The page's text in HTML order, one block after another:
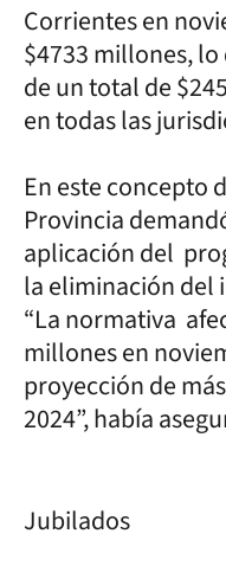
Corrientes en
$4733 millones,
de un total de
en todas las
En este concepto
Provincia
aplicación del
la eliminación del
“La normativa
millones en
proyección de
2024”, había
Jubilados